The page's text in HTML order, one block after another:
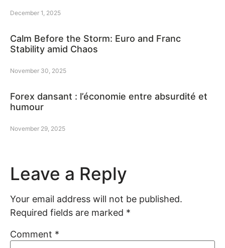
December 1, 2025
Calm Before the Storm: Euro and Franc
Stability amid Chaos
November 30, 2025
Forex dansant : l’économie entre absurdité et
humour
November 29, 2025
Leave a Reply
Your email address will not be published.
Required fields are marked *
Comment *